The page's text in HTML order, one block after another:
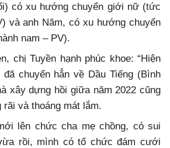
có xu hướng chuyển giới nữ (tức
và anh Năm, có xu hướng chuyển
nam – PV).
chị Tuyền hạnh phúc khoe: “Hiện
chuyển hẳn về Dầu Tiếng (Bình
xây dựng hồi giữa năm 2022 cũng
rãi và thoáng mát lắm.
lên chức cha mẹ chồng, có sui
rồi, mình có tổ chức đám cưới